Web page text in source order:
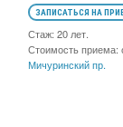
ЗАПИСАТЬСЯ НА
Стаж: 20 лет.
Стоимость приема:
Мичуринский пр.